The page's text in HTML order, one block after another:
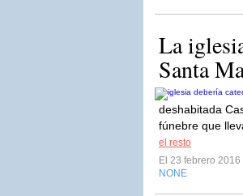
La
Santa
deshabitada
fúnebre que
el resto
El 23 febrero 2016
NONE